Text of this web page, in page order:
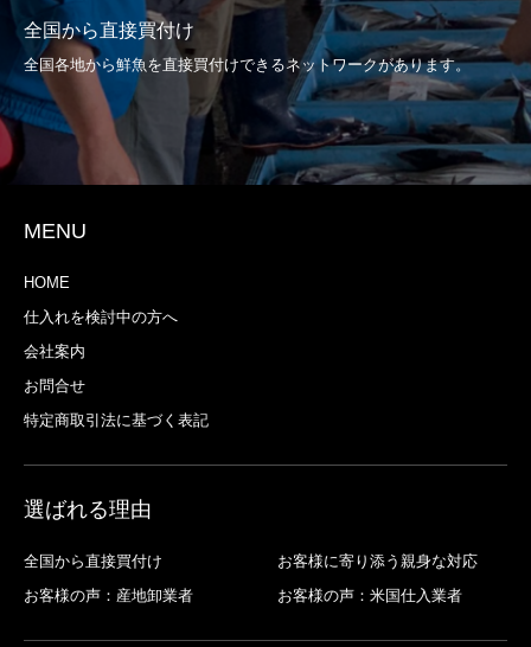
全国から直接買付け
全国各地から鮮魚を直接買付けできるネットワークがあります。
MENU
HOME
仕入れを検討中の方へ
会社案内
お問合せ
特定商取引法に基づく表記
選ばれる理由
全国から直接買付け
お客様に寄り添う親身な対応
お客様の声：産地卸業者
お客様の声：米国仕入業者